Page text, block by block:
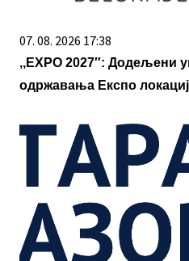
07. 08. 2026 17:38
,,ЕXPO 2027″: Додељени
одржавања Експо